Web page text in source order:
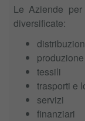
Le Aziende
diversificate:
produzione
tessili
trasporti e
servizi
finanziari